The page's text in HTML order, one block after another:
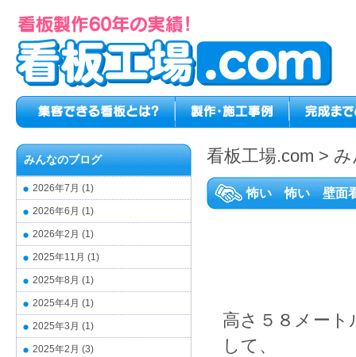
看板工場.com >
怖い 怖い 壁面
高さ５８メート
して、
みんなのブログ
2026年7月 (1)
2026年6月 (1)
2026年2月 (1)
2025年11月 (1)
2025年8月 (1)
2025年4月 (1)
2025年3月 (1)
2025年2月 (3)